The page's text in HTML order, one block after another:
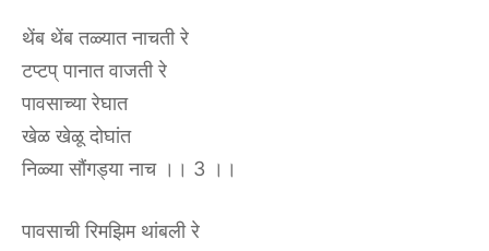
थेंब थेंब तळ्यात नाचती रे
टप्टप् पानात वाजती रे
पावसाच्या रेघात
खेळ खेळू दोघांत
निळ्या सौंगड्या नाच ।। 3 ।।
पावसाची रिमझिम थांबली रे